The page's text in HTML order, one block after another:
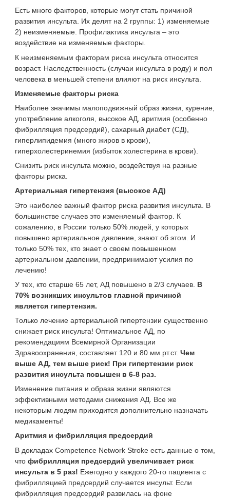
Есть много факторов, которые могут стать причиной
развития инсульта. Их делят на 2 группы: 1) изменяемые
2) неизменяемые. Профилактика инсульта – это
воздействие на изменяемые факторы.
К неизменяемым факторам риска инсульта относится
возраст. Наследственность (случаи инсульта в роду) и пол
человека в меньшей степени влияют на риск инсульта.
Изменяемые факторы риска
Наиболее значимы малоподвижный образ жизни, курение,
употребление алкоголя, высокое АД, аритмия (особенно
фибрилляция предсердий), сахарный диабет (СД),
гиперлипидемия (много жиров в крови),
гиперхолестеринемия (избыток холестерина в крови).
Снизить риск инсульта можно, воздействуя на разные
факторы риска.
Артериальная гипертензия (высокое АД)
Это наиболее важный фактор риска развития инсульта. В
большинстве случаев это изменяемый фактор. К
сожалению, в России только 50% людей, у которых
повышено артериальное давление, знают об этом. И
только 50% тех, кто знает о своем повышенном
артериальном давлении, предпринимают усилия по
лечению!
У тех, кто старше 65 лет, АД повышено в 2/3 случаев. В
70% возникших инсультов главной причиной
является гипертензия.
Только лечение артериальной гипертензии существенно
снижает риск инсульта! Оптимальное АД, по
рекомендациям Всемирной Организации
Здравоохранения, составляет 120 и 80 мм.рт.ст. Чем
выше АД, тем выше риск! При гипертензии риск
развития инсульта повышен в 6-8 раз.
Изменение питания и образа жизни являются
эффективными методами снижения АД. Все же
некоторым людям приходится дополнительно назначать
медикаменты!
Аритмия и фибрилляция предсердий
В докладах Competence Network Stroke есть данные о том,
что фибрилляция предсердий увеличивает риск
инсульта в 5 раз! Ежегодно у каждого 20-го пациента с
фибрилляцией предсердий случается инсульт. Если
фибрилляция предсердий развилась на фоне